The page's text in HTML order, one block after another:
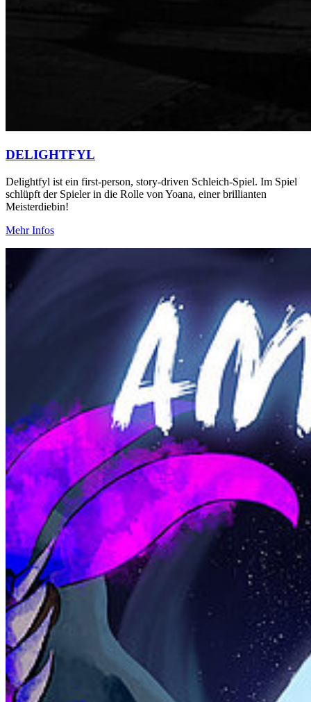
DELIGHTFYL
Delightfyl ist ein first-person, story-driven Schleich-Spiel. Im Spiel
schlüpft der Spieler in die Rolle von Yoana, einer brillianten
Meisterdiebin!
Mehr Infos